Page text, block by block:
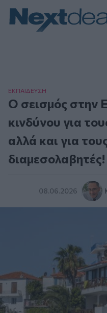
ΕΚΠΑΙΔΕΥΣΗ
Ο σεισμός στην
κινδύνου για
αλλά και για
διαμεσολαβητές!
08.06.2026